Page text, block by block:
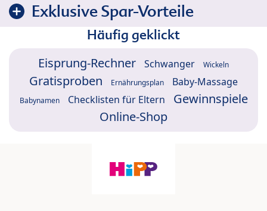
Exklusive Spar-Vorteile
Häufig geklickt
Eisprung-Rechner Schwanger Wickeln
Gratisproben Ernährungsplan Baby-Massage
Babynamen Checklisten für Eltern
Gewinnspiele
Online-Shop